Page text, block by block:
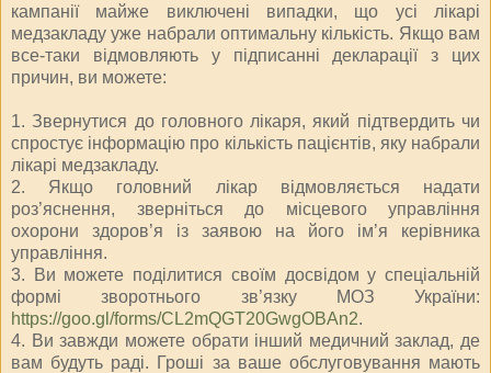
кампанії майже виключені випадки, що усі лікарі
медзакладу уже набрали оптимальну кількість. Якщо вам
все-таки відмовляють у підписанні декларації з цих
причин, ви можете:
1. Звернутися до головного лікаря, який підтвердить чи
спростує інформацію про кількість пацієнтів, яку набрали
лікарі медзакладу.
2. Якщо головний лікар відмовляється надати
роз’яснення, зверніться до місцевого управління
охорони здоров’я із заявою на його ім’я керівника
управління.
3. Ви можете поділитися своїм досвідом у спеціальній
формі зворотнього зв’язку МОЗ України:
https://goo.gl/forms/CL2mQGT20GwgOBAn2.
4. Ви завжди можете обрати інший медичний заклад, де
вам будуть раді. Гроші за ваше обслуговування мають